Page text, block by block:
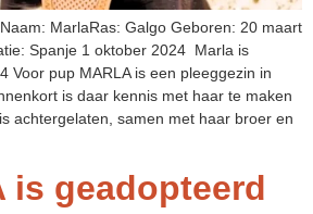
MarlaRas: Galgo Geboren: 20 maart
Spanje 1 oktober 2024 Marla is
Voor pup MARLA is een pleeggezin in
is daar kennis met haar te maken
achtergelaten, samen met haar broer en
is geadopteerd